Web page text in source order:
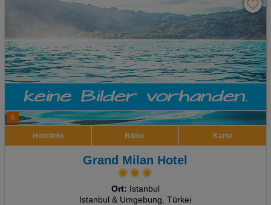
6
Hotelinfo Bilder Karte
Grand Milan Hotel
Ort: Istanbul
Istanbul & Umgebung, Türkei